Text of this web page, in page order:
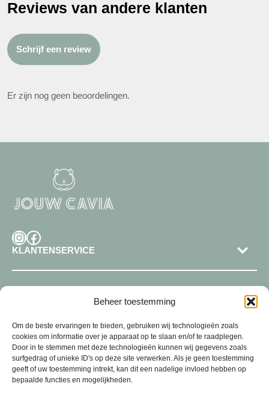
Beheer toestemming
Om de beste ervaringen te bieden, gebruiken wij technologieën zoals
cookies om informatie over je apparaat op te slaan en/of te raadplegen.
Door in te stemmen met deze technologieën kunnen wij gegevens zoals
surfgedrag of unieke ID's op deze site verwerken. Als je geen toestemming
geeft of uw toestemming intrekt, kan dit een nadelige invloed hebben op
bepaalde functies en mogelijkheden.
Reviews van andere klanten
Schrijf een review
Er zijn nog geen beoordelingen.
InstagramFacebook
KLANTENSERVICE